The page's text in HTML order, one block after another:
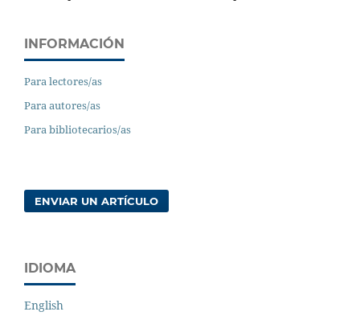
INFORMACIÓN
Para lectores/as
Para autores/as
Para bibliotecarios/as
ENVIAR UN ARTÍCULO
IDIOMA
English